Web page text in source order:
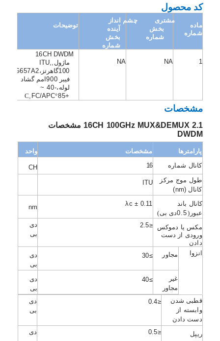
محصولات
درباره ما
کد محصول
ماده
شماره
مشتری
بخش
شماره
چشم انداز
آینده
بخش
شماره
توضیحات
1
NA
NA
16CH DWDM
ماژول ,
ITU,
100گاهرتز ،G657A2
فیبر 900امم گشاد
لوله
،-40 ~
+85
°C
, FC/APC
مشخصات
2.1
16CH 100GHz MUX&DEMUX
مشخصات
DWDM
پارامترها مشخصات
واحد
کانال شماره 16
CH
طول موج مرکز
کانال (nm)
ITU
کانال باند
عبور (
0.5دی بی)
λc ± 0.11
nm
مکس یا دموکس
ورودی
از دست
دادن
≤2.5
دی
بی
انزوا مجاور ≥30
دی
بی
غیر
مجاور
≥40
دی
بی
قطبی شدن
وابسته
از
دست دادن
≤0.4
دی
بی
ریپل ≤0.5
دی